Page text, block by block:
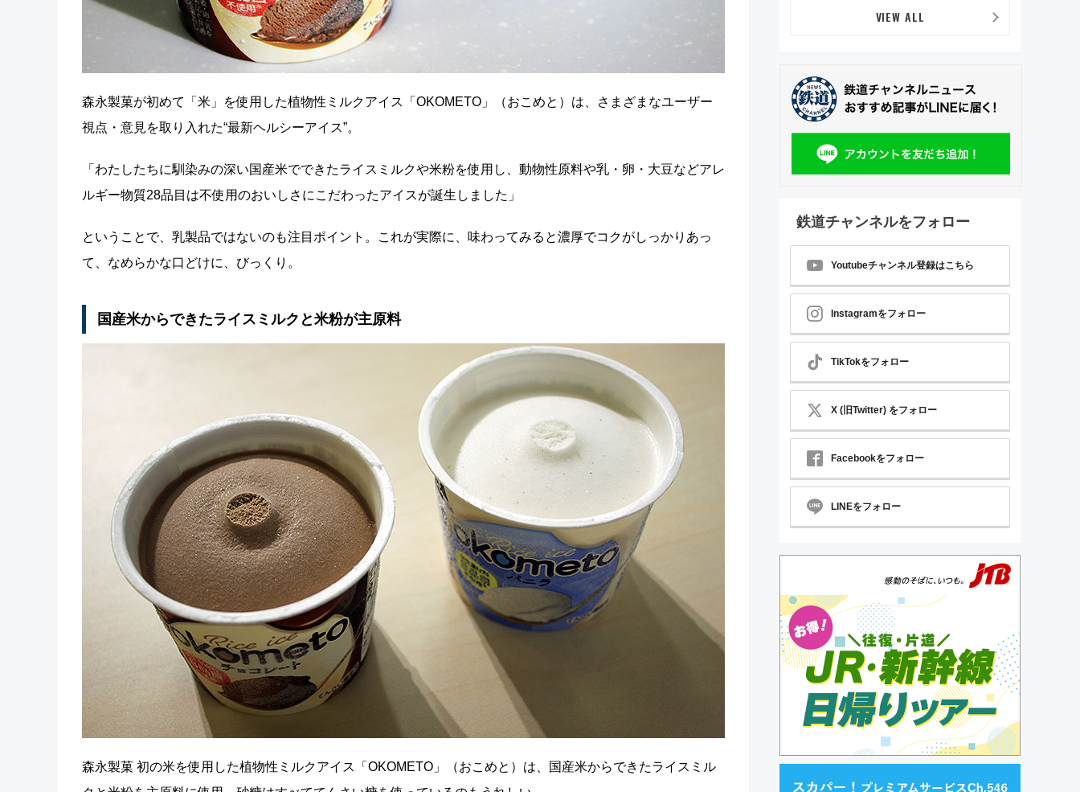
森永製菓が初めて「米」を使用した植物性ミルクアイス「OKOMETO」（おこめと）は、さまざまなユーザー
視点・意見を取り入れた“最新ヘルシーアイス”。
「わたしたちに馴染みの深い国産米でできたライスミルクや米粉を使用し、動物性原料や乳・卵・大豆などアレ
ルギー物質28品目は不使用のおいしさにこだわったアイスが誕生しました」
ということで、乳製品ではないのも注目ポイント。これが実際に、味わってみると濃厚でコクがしっかりあっ
て、なめらかな口どけに、びっくり。
国産米からできたライスミルクと米粉が主原料
森永製菓 初の米を使用した植物性ミルクアイス「OKOMETO」（おこめと）は、国産米からできたライスミル
VIEW ALL
鉄道チャンネルをフォロー
Youtubeチャンネル登録はこちら
Instagramをフォロー
TikTokをフォロー
X (旧Twitter) をフォロー
Facebookをフォロー
LINEをフォロー